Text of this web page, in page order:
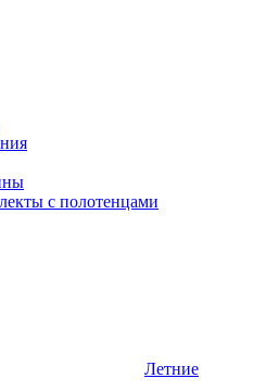
с полотенцами
Летние